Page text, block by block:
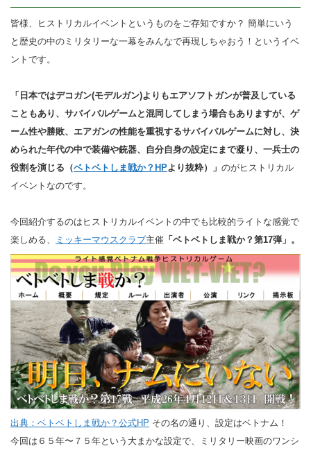
皆様、ヒストリカルイベントというものをご存知ですか？ 簡単にいう
と歴史の中のミリタリーな一幕をみんなで再現しちゃおう！というイベ
ントです。
「日本ではデコガン(モデルガン)よりもエアソフトガンが普及している
こともあり、サバイバルゲームと混同してしまう場合もありますが、ゲ
ーム性や勝敗、エアガンの性能を重視するサバイバルゲームに対し、決
められた年代の中で装備や銃器、自分自身の設定にまで凝り、一兵士の
役割を演じる（ベトベトしま戦か？HPより抜粋）」 のがヒストリカル
イベントなのです。
今回紹介するのはヒストリカルイベントの中でも比較的ライトな感覚で
楽しめる、
ミッキーマウスクラブ主催 「ベトベトしま戦か？第17弾」。
出典：ベトベトしま戦か？公式HP その名の通り、設定はベトナム！
今回は６５年〜７５年という大まかな設定で、ミリタリー映画のワンシ